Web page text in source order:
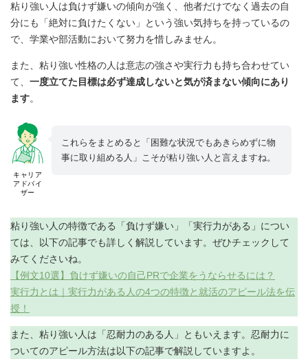
粘り強い人は負けず嫌いの傾向が強く、他者だけでなく過去の自
分にも「絶対に負けたくない」という強い気持ちを持っているの
で、学業や部活動において努力を惜しみません。
また、粘り強い性格の人は意志の強さや実行力も持ち合わせてい
て、 一度立てた目標は必ず達成しないと気が済まない傾向にあり
ます。
キャリア
アドバイ
ザー
これらをまとめると「困難な状況でもあきらめずに物
事に取り組める人」こそが粘り強い人と言えますね。
粘り強い人の特徴である「負けず嫌い」「実行力がある」につい
ては、以下の記事でも詳しく解説しています。ぜひチェックして
みてくださいね。
【例文10選】負けず嫌いの自己PRで企業をうならせるには？
実行力とは｜実行力がある人の4つの特徴と就活のアピール法を伝
授！
また、粘り強い人は「忍耐力のある人」ともいえます。忍耐力に
ついてのアピール方法は以下の記事で解説していますよ。